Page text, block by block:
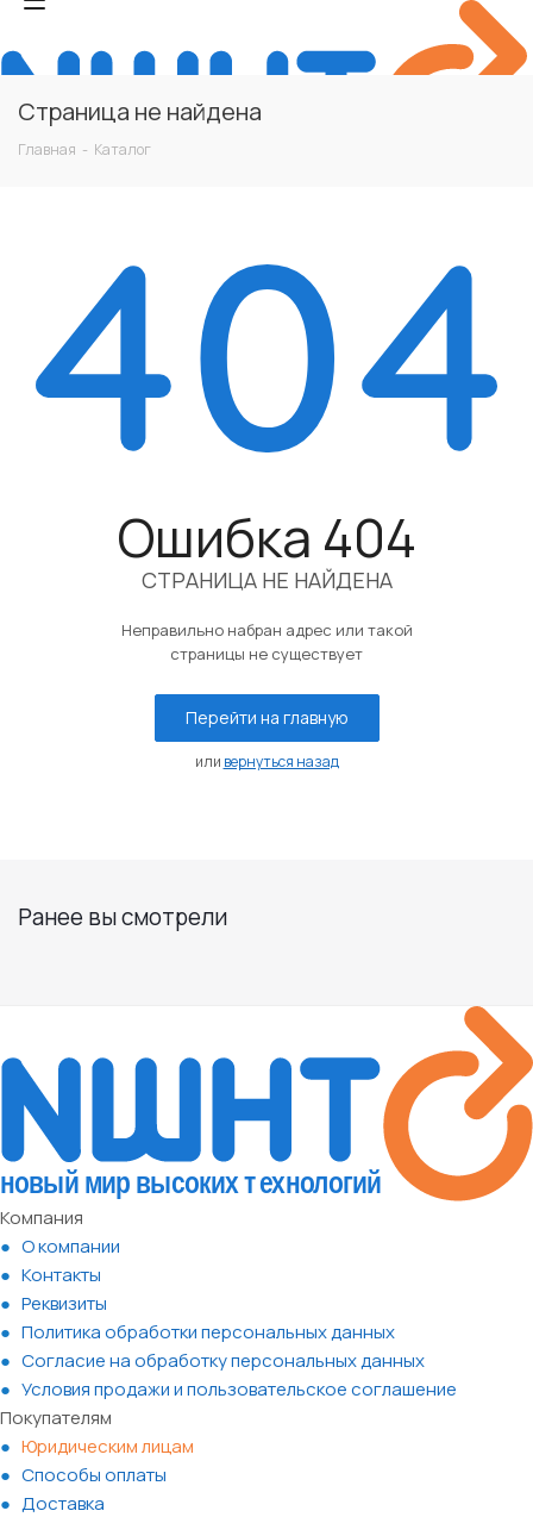
Страница не найдена
Главная - Каталог
Ошибка 404
СТРАНИЦА НЕ НАЙДЕНА
Неправильно набран адрес или такой
страницы не существует
Перейти на главную
или вернуться назад
Ранее вы смотрели
Компания
О компании
Контакты
Реквизиты
Политика обработки персональных данных
Согласие на обработку персональных данных
Условия продажи и пользовательское соглашение
Покупателям
Юридическим лицам
Способы оплаты
Доставка